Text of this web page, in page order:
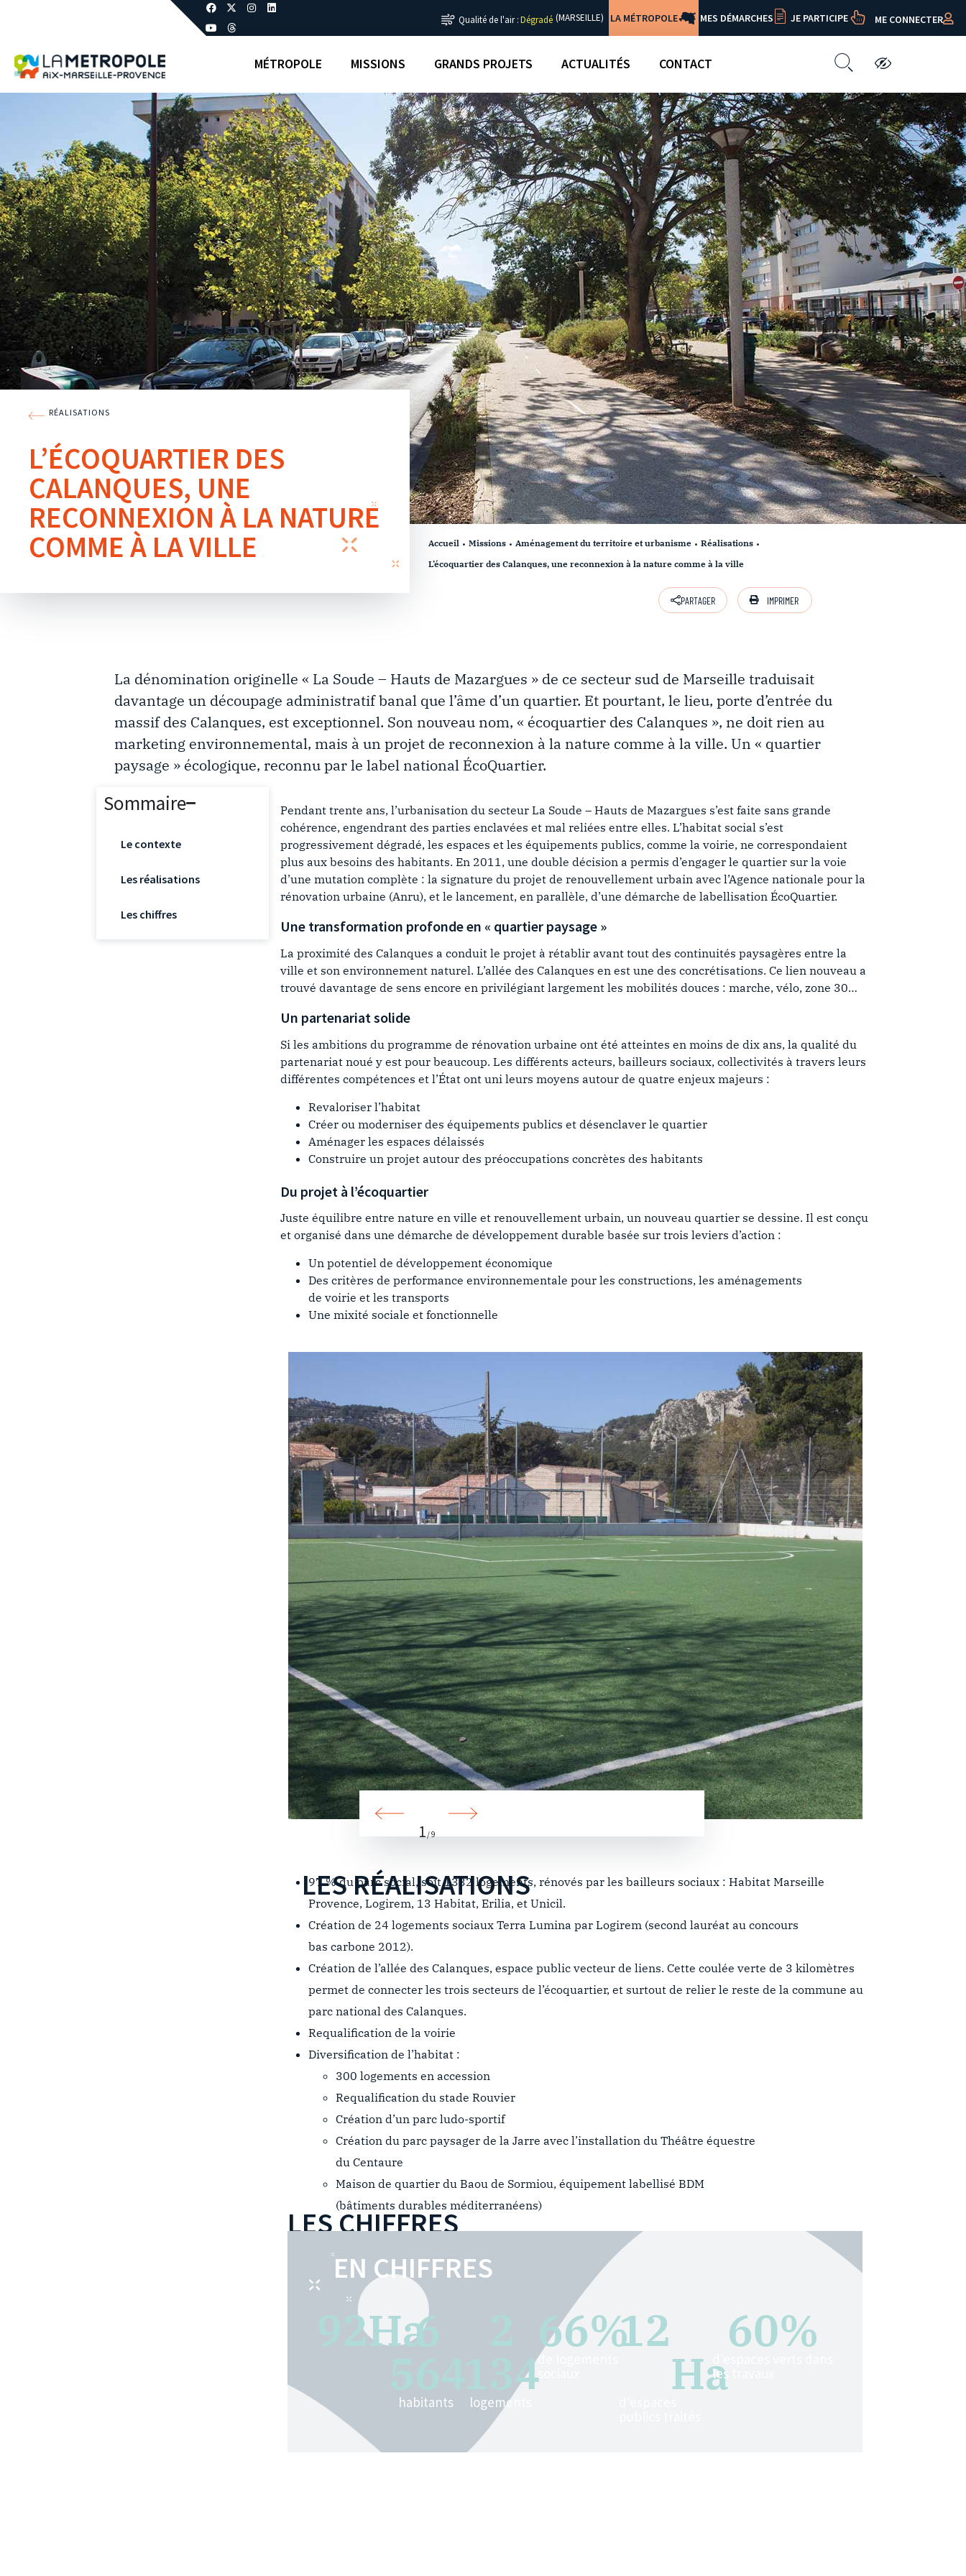
Qualité de l'air :Dégradé (MARSEILLE) LA MÉTROPOLE MES DÉMARCHES JE PARTICIPE ME CONNECTER
MÉTROPOLE MISSIONS GRANDS PROJETS ACTUALITÉS CONTACT
RÉALISATIONS
L’ÉCOQUARTIER DES
CALANQUES, UNE
RECONNEXION À LA NATURE
COMME À LA VILLE
Accueil Missions Aménagement du territoire et urbanisme
Réalisations
L’écoquartier des Calanques, une reconnexion à la nature comme à la ville
PARTAGER IMPRIMER
La dénomination originelle « La Soude – Hauts de Mazargues » de ce secteur sud de Marseille traduisait
davantage un découpage administratif banal que l’âme d’un quartier. Et pourtant, le lieu, porte d’entrée du
massif des Calanques, est exceptionnel. Son nouveau nom, « écoquartier des Calanques », ne doit rien au
marketing environnemental, mais à un projet de reconnexion à la nature comme à la ville. Un « quartier
paysage » écologique, reconnu par le label national ÉcoQuartier.
Sommaire
Le contexte
Les réalisations
Les chiffres
Pendant trente ans, l’urbanisation du secteur La Soude – Hauts de Mazargues s’est faite sans grande
cohérence, engendrant des parties enclavées et mal reliées entre elles. L’habitat social s’est
progressivement dégradé, les espaces et les équipements publics, comme la voirie, ne correspondaient
plus aux besoins des habitants. En 2011, une double décision a permis d’engager le quartier sur la voie
d’une mutation complète : la signature du projet de renouvellement urbain avec l’Agence nationale pour la
rénovation urbaine (Anru), et le lancement, en parallèle, d’une démarche de labellisation ÉcoQuartier.
Une transformation profonde en « quartier paysage »
La proximité des Calanques a conduit le projet à rétablir avant tout des continuités paysagères entre la
ville et son environnement naturel. L’allée des Calanques en est une des concrétisations. Ce lien nouveau a
trouvé davantage de sens encore en privilégiant largement les mobilités douces : marche, vélo, zone 30…
Un partenariat solide
Si les ambitions du programme de rénovation urbaine ont été atteintes en moins de dix ans, la qualité du
partenariat noué y est pour beaucoup. Les différents acteurs, bailleurs sociaux, collectivités à travers leurs
différentes compétences et l’État ont uni leurs moyens autour de quatre enjeux majeurs :
Revaloriser l’habitat
Créer ou moderniser des équipements publics et désenclaver le quartier
Aménager les espaces délaissés
Construire un projet autour des préoccupations concrètes des habitants
Du projet à l’écoquartier
Juste équilibre entre nature en ville et renouvellement urbain, un nouveau quartier se dessine. Il est conçu
et organisé dans une démarche de développement durable basée sur trois leviers d’action :
Un potentiel de développement économique
Des critères de performance environnementale pour les constructions, les aménagements
de voirie et les transports
Une mixité sociale et fonctionnelle
1/ 9
LES RÉALISATIONS
97 % du parc social, soit 1332 logements, rénovés par les bailleurs sociaux : Habitat Marseille
Provence, Logirem, 13 Habitat, Erilia, et Unicil.
Création de 24 logements sociaux Terra Lumina par Logirem (second lauréat au concours
bas carbone 2012).
Création de l’allée des Calanques, espace public vecteur de liens. Cette coulée verte de 3 kilomètres
permet de connecter les trois secteurs de l’écoquartier, et surtout de relier le reste de la commune au
parc national des Calanques.
Requalification de la voirie
Diversification de l’habitat :
300 logements en accession
Requalification du stade Rouvier
Création d’un parc ludo-sportif
Création du parc paysager de la Jarre avec l’installation du Théâtre équestre
du Centaure
Maison de quartier du Baou de Sormiou, équipement labellisé BDM
(bâtiments durables méditerranéens)
LES CHIFFRES
EN CHIFFRES
92Ha
habitants
6
logements
134de logements
66%12
Hales travaux
60%